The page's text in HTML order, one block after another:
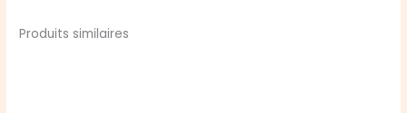
Produits similaires